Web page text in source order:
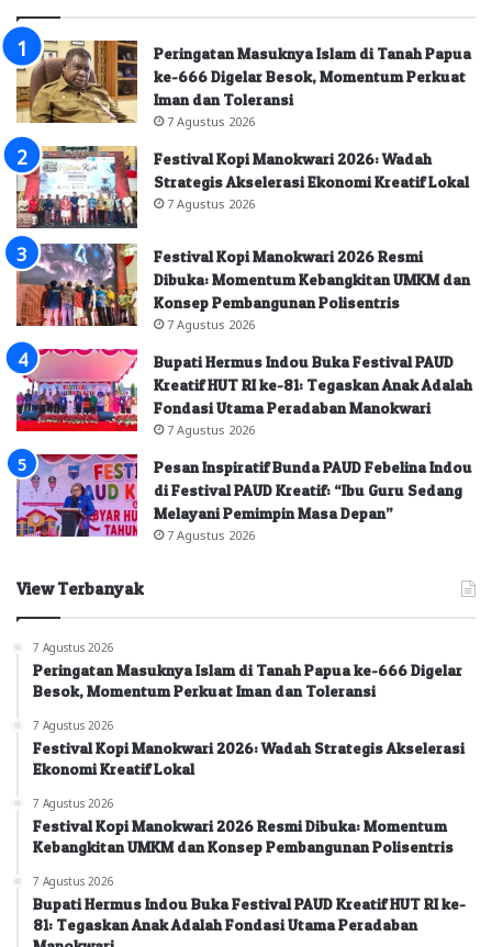
Peringatan Masuknya Islam di Tanah Papua
ke-666 Digelar Besok, Momentum Perkuat
Iman dan Toleransi
7 Agustus 2026
Festival Kopi Manokwari 2026: Wadah
Strategis Akselerasi Ekonomi Kreatif Lokal
7 Agustus 2026
Festival Kopi Manokwari 2026 Resmi
Dibuka: Momentum Kebangkitan UMKM dan
Konsep Pembangunan Polisentris
7 Agustus 2026
Bupati Hermus Indou Buka Festival PAUD
Kreatif HUT RI ke-81: Tegaskan Anak Adalah
Fondasi Utama Peradaban Manokwari
7 Agustus 2026
Pesan Inspiratif Bunda PAUD Febelina Indou
di Festival PAUD Kreatif: “Ibu Guru Sedang
Melayani Pemimpin Masa Depan”
7 Agustus 2026
View Terbanyak
7 Agustus 2026
Peringatan Masuknya Islam di Tanah Papua ke-666 Digelar
Besok, Momentum Perkuat Iman dan Toleransi
7 Agustus 2026
Festival Kopi Manokwari 2026: Wadah Strategis Akselerasi
Ekonomi Kreatif Lokal
7 Agustus 2026
Festival Kopi Manokwari 2026 Resmi Dibuka: Momentum
Kebangkitan UMKM dan Konsep Pembangunan Polisentris
7 Agustus 2026
Bupati Hermus Indou Buka Festival PAUD Kreatif HUT RI ke-
81: Tegaskan Anak Adalah Fondasi Utama Peradaban